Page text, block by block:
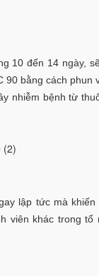
10 đến 14 ngày,
90 bằng cách phun
nhiễm bệnh từ
lập tức mà khiến
viên khác trong tổ